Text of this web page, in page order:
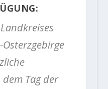
Osterzgebirge
Tag der